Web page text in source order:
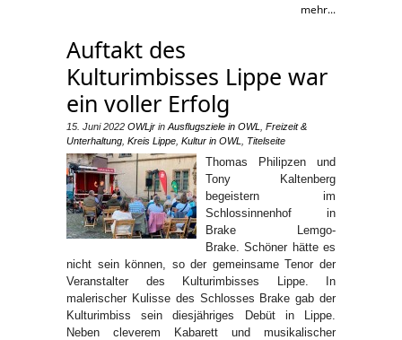
mehr...
Auftakt des
Kulturimbisses Lippe war
ein voller Erfolg
15. Juni 2022 OWLjr in Ausflugsziele in OWL
Freizeit &
Unterhaltung Kreis Lippe Kultur in OWL Titelseite
Thomas Philipzen und
Tony Kaltenberg
begeistern im
Schlossinnenhof in
Brake Lemgo-
Brake. Schöner hätte es
nicht sein können, so der gemeinsame Tenor der
Veranstalter des Kulturimbisses Lippe. In
malerischer Kulisse des Schlosses Brake gab der
Kulturimbiss sein diesjähriges Debüt in Lippe.
Neben cleverem Kabarett und musikalischer